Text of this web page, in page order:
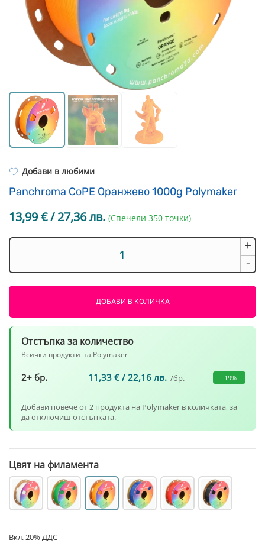
Легло за 3D принтер
FEP филми
Добави в любими
Panchroma CoPE Оранжево 1000g Polymaker
13,99€/ 27,36 лв. (Спечели 350 точки)
-
Panchroma
CoPE
Оранжево
+
ДОБАВИ В КОЛИЧКА
Отстъпка за количество
Всички продукти на Polymaker
2+ бр. 11,33 € / 22,16 лв. /бр. -19%
Добави повече от 2 продукта на Polymaker в количката, за
да отключиш отстъпката.
Цвят на филамента
Вкл. 20% ДДС